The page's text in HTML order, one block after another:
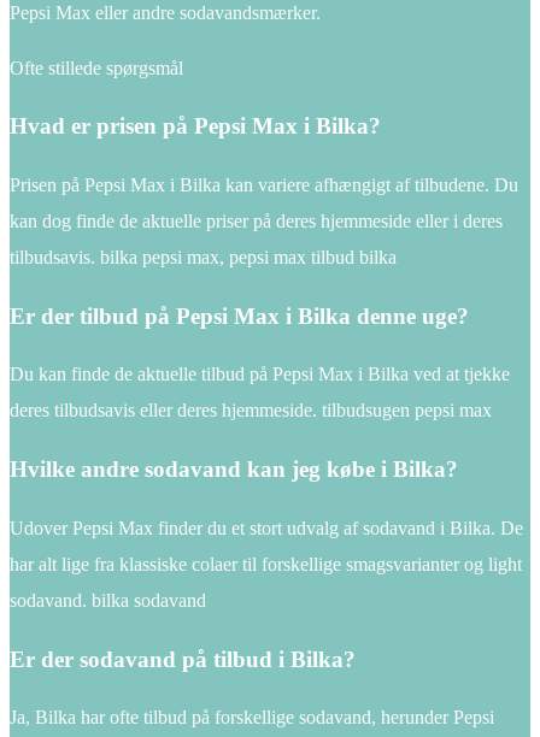
Pepsi Max eller andre sodavandsmærker.
Ofte stillede spørgsmål
Hvad er prisen på Pepsi Max i Bilka?
Prisen på Pepsi Max i Bilka kan variere afhængigt af tilbudene. Du
kan dog finde de aktuelle priser på deres hjemmeside eller i deres
tilbudsavis. bilka pepsi max, pepsi max tilbud bilka
Er der tilbud på Pepsi Max i Bilka denne uge?
Du kan finde de aktuelle tilbud på Pepsi Max i Bilka ved at tjekke
deres tilbudsavis eller deres hjemmeside. tilbudsugen pepsi max
Hvilke andre sodavand kan jeg købe i Bilka?
Udover Pepsi Max finder du et stort udvalg af sodavand i Bilka. De
har alt lige fra klassiske colaer til forskellige smagsvarianter og light
sodavand. bilka sodavand
Er der sodavand på tilbud i Bilka?
Ja, Bilka har ofte tilbud på forskellige sodavand, herunder Pepsi